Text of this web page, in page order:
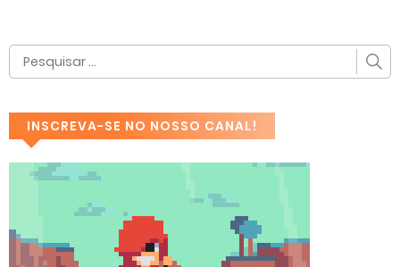
INSCREVA-SE NO NOSSO CANAL!